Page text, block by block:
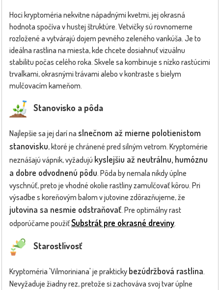
Hoci kryptoméria nekvitne nápadnými kvetmi, jej okrasná
hodnota spočíva v hustej štruktúre. Vetvičky sú rovnomerne
rozložené a vytvárajú dojem pevného zeleného vankúša. Je to
ideálna rastlina na miesta, kde chcete dosiahnuť vizuálnu
stabilitu počas celého roka. Skvele sa kombinuje s nízko rastúcimi
trvalkami, okrasnými trávami alebo v kontraste s bielym
mulčovacím kameňom.
Stanovisko a pôda
Najlepšie sa jej darí na slnečnom až mierne polotienistom
stanovisku, ktoré je chránené pred silným vetrom. Kryptomérie
neznášajú vápnik, vyžadujú kyslejšiu až neutrálnu, humóznu
a dobre odvodnenú pôdu. Pôda by nemala nikdy úplne
vyschnúť, preto je vhodné okolie rastliny zamulčovať kôrou. Pri
výsadbe s koreňovým balom v jutovine zdôrazňujeme, že
jutovina sa nesmie odstraňovať. Pre optimálny rast
odporúčame použiťSubstrát pre okrasné dreviny.
Starostlivosť
Kryptoméria 'Vilmoriniana' je prakticky bezúdržbová rastlina.
Nevyžaduje žiadny rez, pretože si zachováva svoj tvar úplne